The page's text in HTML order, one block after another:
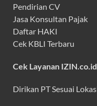
Pendirian CV
Jasa Konsultan Pajak
Daftar HAKI
Cek KBLI Terbaru
Cek Layanan
Dirikan PT Sesuai